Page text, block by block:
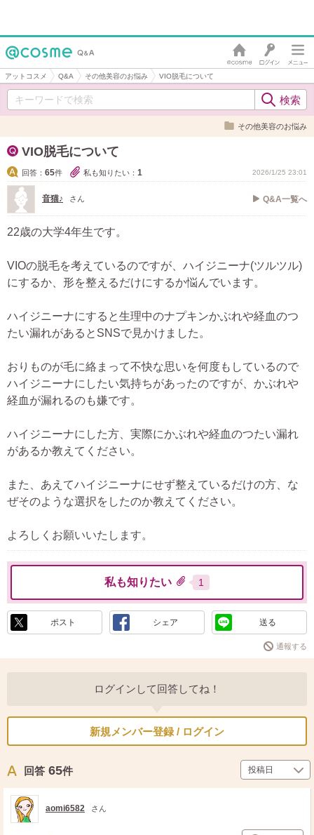
アットコスメ Q&A その他美容のお悩み VIO脱毛について
その他美容のお悩み
VIO脱毛について
回答： 65件 私も知りたい： 1 2026/1/25 23:01
音猫♪ さん Q&A一覧へ
22歳の大学4年生です。
VIOの脱毛を考えているのですが、ハイジニーナ(ツルツル)
にするか、形を整えるだけにするか悩んでいます。
ハイジニーナにすると生理中のナプキンかぶれや経血のつ
たい漏れがあるとSNSで見かけました。
おりものが毛に絡まって不快な思いを何度もしているので
ハイジニーナにしたい気持ちがあったのですが、かぶれや
経血が漏れるのも嫌です。
ハイジニーナにした方、実際にかぶれや経血のつたい漏れ
があるか教えてください。
また、あえてハイジニーナにせず整えているだけの方、な
ぜそのような選択をしたのか教えてください。
よろしくお願いいたします。
私も知りたい 1
ポスト シェア 送る
通報する
ログインして回答してね！
新規メンバー登録 / ログイン
回答 65件
aomi6582 さん